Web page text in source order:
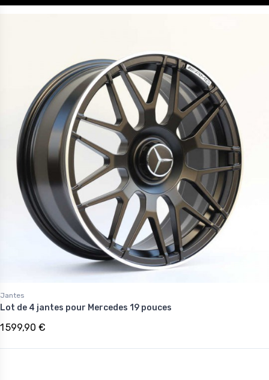
Jantes
Lot de 4 jantes pour Mercedes 19 pouces
1 599,90 €